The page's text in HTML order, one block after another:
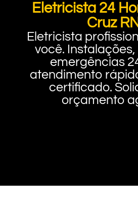
Eletricista 24
Cruz RN
Eletricista
você.
emergências
atendimento
certificado.
orçamento